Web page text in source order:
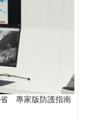
省 專家版防護指南